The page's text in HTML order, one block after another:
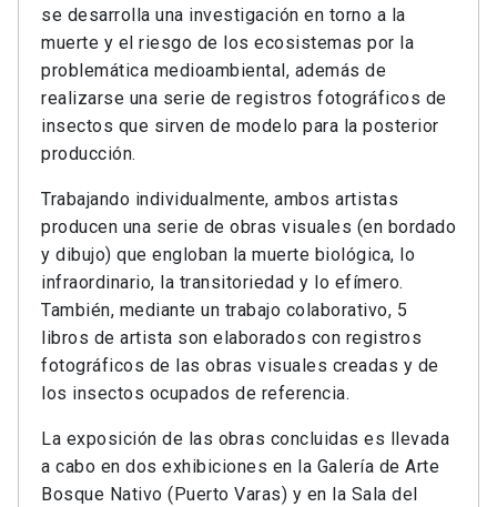
se desarrolla una investigación en torno a la
muerte y el riesgo de los ecosistemas por la
problemática medioambiental, además de
realizarse una serie de registros fotográficos de
insectos que sirven de modelo para la posterior
producción.
Trabajando individualmente, ambos artistas
producen una serie de obras visuales (en bordado
y dibujo) que engloban la muerte biológica, lo
infraordinario, la transitoriedad y lo efímero.
También, mediante un trabajo colaborativo, 5
libros de artista son elaborados con registros
fotográficos de las obras visuales creadas y de
los insectos ocupados de referencia.
La exposición de las obras concluidas es llevada
a cabo en dos exhibiciones en la Galería de Arte
Bosque Nativo (Puerto Varas) y en la Sala del